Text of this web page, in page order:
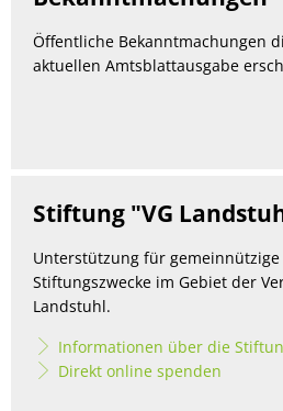
Öffentliche Bekanntmachungen
aktuellen Amtsblattausgabe
Stiftung "VG
Unterstützung für
Stiftungszwecke im Gebiet der
Landstuhl.
Informationen über die
Direkt online spenden